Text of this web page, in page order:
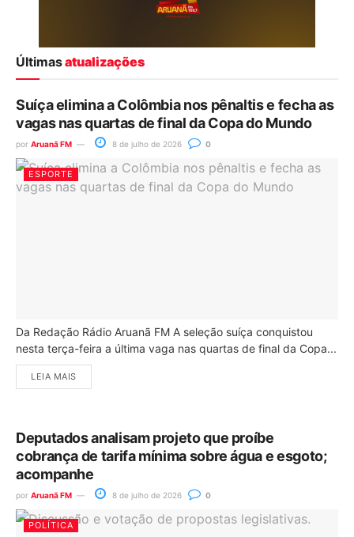
Últimasatualizações
Suíça elimina a Colômbia nos pênaltis e fecha as
vagas nas quartas de final da Copa do Mundo
por Aruanã FM 8 de julho de 2026 0
ESPORTE
Da Redação Rádio Aruanã FM A seleção suíça conquistou
nesta terça-feira a última vaga nas quartas de final da Copa...
LEIA MAIS
Deputados analisam projeto que proíbe
cobrança de tarifa mínima sobre água e esgoto;
acompanhe
por Aruanã FM 8 de julho de 2026 0
POLÍTICA